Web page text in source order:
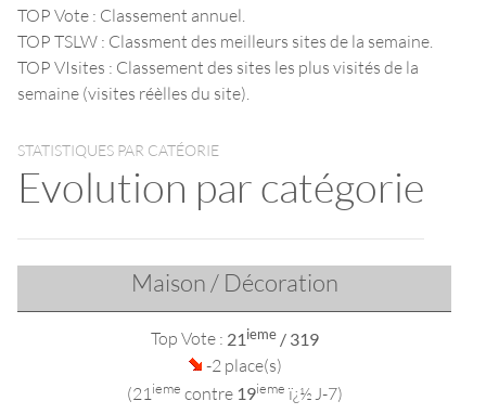
TOP Vote : Classement annuel.
TOP TSLW : Classment des meilleurs sites de la semaine.
TOP VIsites : Classement des sites les plus visités de la
semaine (visites réèlles du site).
STATISTIQUES PAR CATÉORIE
Evolution par catégorie
Maison / Décoration
Top Vote : 21ieme/ 319
-2 place(s)
(21 ieme contre 19ieme ï¿½ J-7)